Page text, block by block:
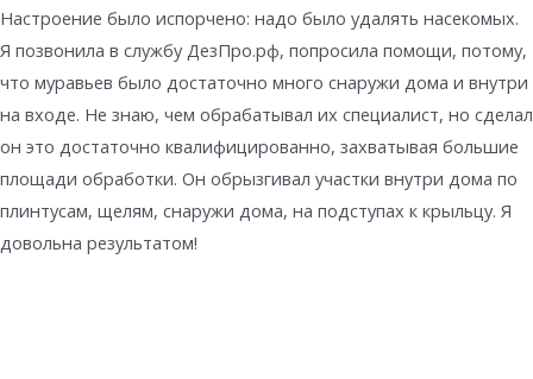
Настроение было испорчено: надо было удалять насекомых.
Я позвонила в службу ДезПро.рф, попросила помощи, потому,
что муравьев было достаточно много снаружи дома и внутри
на входе. Не знаю, чем обрабатывал их специалист, но сделал
он это достаточно квалифицированно, захватывая большие
площади обработки. Он обрызгивал участки внутри дома по
плинтусам, щелям, снаружи дома, на подступах к крыльцу. Я
довольна результатом!